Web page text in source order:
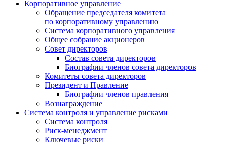
Корпоративное управление
Обращение председателя комитета
по корпоративному управлению
Система корпоративного управления
Общее собрание акционеров
Совет директоров
Состав совета директоров
Биографии членов совета директоров
Комитеты совета директоров
Президент и Правление
Биографии членов правления
Вознаграждение
Система контроля и управление рисками
Система контроля
Риск-менеджмент
Ключевые риски